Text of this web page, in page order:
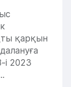
қарқын
і 2023